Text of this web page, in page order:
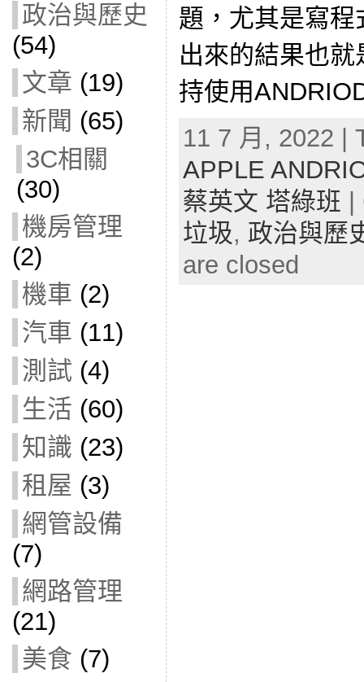
政治與歷史
(54)
文章 (19)
新聞 (65)
3C相關
(30)
機房管理
(2)
機車 (2)
汽車 (11)
測試 (4)
生活 (60)
知識 (23)
租屋 (3)
網管設備
(7)
網路管理
(21)
美食 (7)
題，尤其是寫
出來的結果也
持使用
11 7 月, 2022 |
APPLE
蔡英文 塔綠班 |
垃圾, 政治與歷
are closed